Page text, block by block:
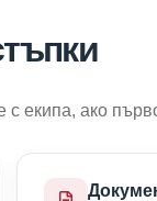
екипа, ако